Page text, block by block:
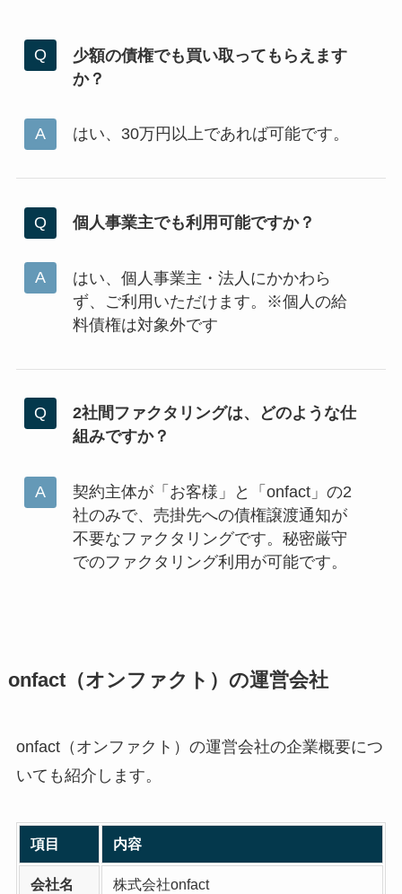
少額の債権でも買い取ってもらえます
か？
はい、30万円以上であれば可能です。
個人事業主でも利用可能ですか？
はい、個人事業主・法人にかかわら
ず、ご利用いただけます。※個人の給
料債権は対象外です
2社間ファクタリングは、どのような仕
組みですか？
契約主体が「お客様」と「onfact」の2
社のみで、売掛先への債権譲渡通知が
不要なファクタリングです。秘密厳守
でのファクタリング利用が可能です。
onfact（オンファクト）の運営会社
onfact（オンファクト）の運営会社の企業概要につ
いても紹介します。
項目 内容
会社名 株式会社onfact